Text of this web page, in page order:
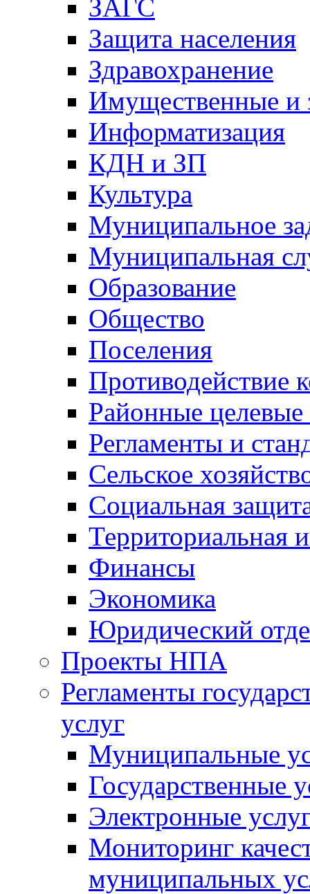
ЗАГС
Защита населения
Здравохранение
Имущественные и
Информатизация
КДН и ЗП
Культура
Муниципальное
Муниципальная
Образование
Общество
Поселения
Противодействие
Районные
Регламенты и
Сельское
Социальная
Территориальная
Финансы
Экономика
Юридический
Проекты НПА
Регламенты
услуг
Муниципальные
Государственные
Электронные
Мониторинг
муниципальных